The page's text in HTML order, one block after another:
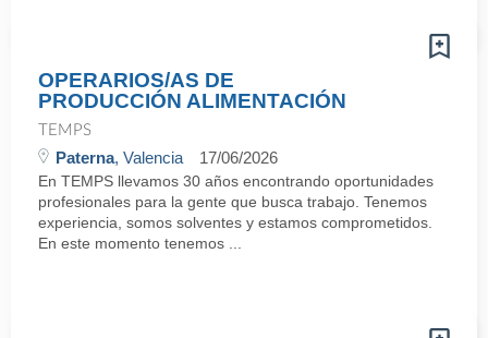
OPERARIOS/AS DE
PRODUCCIÓN ALIMENTACIÓN
TEMPS
Paterna, Valencia 17/06/2026
En TEMPS llevamos 30 años encontrando oportunidades
profesionales para la gente que busca trabajo. Tenemos
experiencia, somos solventes y estamos comprometidos.
En este momento tenemos ...